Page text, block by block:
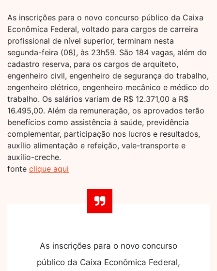
As inscrições para o novo concurso público da Caixa
Econômica Federal, voltado para cargos de carreira
profissional de nível superior, terminam nesta
segunda-feira (08), às 23h59. São 184 vagas, além do
cadastro reserva, para os cargos de arquiteto,
engenheiro civil, engenheiro de segurança do trabalho,
engenheiro elétrico, engenheiro mecânico e médico do
trabalho. Os salários variam de R$ 12.371,00 a R$
16.495,00. Além da remuneração, os aprovados terão
benefícios como assistência à saúde, previdência
complementar, participação nos lucros e resultados,
auxílio alimentação e refeição, vale-transporte e
auxílio-creche.
fonte clique aqui
As inscrições para o novo concurso
público da Caixa Econômica Federal,